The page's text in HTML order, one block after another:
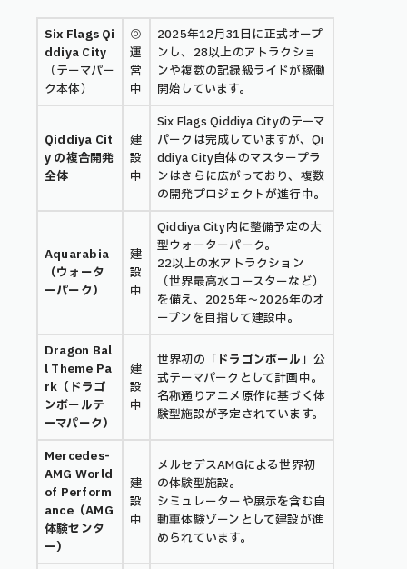
Six Flags Qi
ddiya City
（テーマパー
ク本体）
◎
運
営
中
2025年12月31日に正式オープ
ンし、28以上のアトラクショ
ンや複数の記録級ライドが稼働
開始しています。
Qiddiya Cit
y の複合開発
全体
建
設
中
Six Flags Qiddiya Cityのテーマ
パークは完成していますが、Qi
ddiya City自体のマスタープラ
ンはさらに広がっており、複数
の開発プロジェクトが進行中。
Aquarabia
（ウォータ
ーパーク）
建
設
中
Qiddiya City内に整備予定の大
型ウォーターパーク。
22以上の水アトラクション
（世界最高水コースターなど）
を備え、2025年〜2026年のオ
ープンを目指して建設中。
Dragon Bal
l Theme Pa
rk（ドラゴ
ンボールテ
ーマパーク）
建
設
中
世界初の「 ドラゴンボール」公
式テーマパークとして計画中。
名称通りアニメ原作に基づく体
験型施設が予定されています。
Mercedes-
AMG World
of Perform
ance（AMG
体験センタ
ー）
建
設
中
メルセデスAMGによる世界初
の体験型施設。
シミュレーターや展示を含む自
動車体験ゾーンとして建設が進
められています。